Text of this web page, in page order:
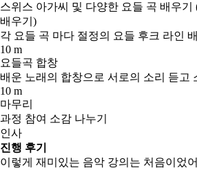
스위스 아가씨 및 다양한 요들 곡 배우기
배우기)
각 요들 곡 마다 절정의 요들 후크 라인 배
10 m
요들곡 합창
배운 노래의 합창으로 서로의 소리 듣고
10 m
마무리
과정 참여 소감 나누기
인사
진행 후기
이렇게 재미있는 음악 강의는 처음이었